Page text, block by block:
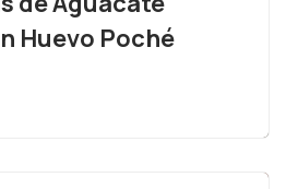
Huevo Poché